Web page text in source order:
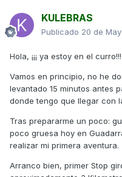
KULEBRAS
Publicado 20 de
Hola, ¡¡¡ ya estoy en el curro!!!
Vamos en principio, no he
levantado 15 minutos antes
donde tengo que llegar con
Tras prepararme un poco:
poco gruesa hoy en
realizar mi primera aventura.
Arranco bien, primer Stop